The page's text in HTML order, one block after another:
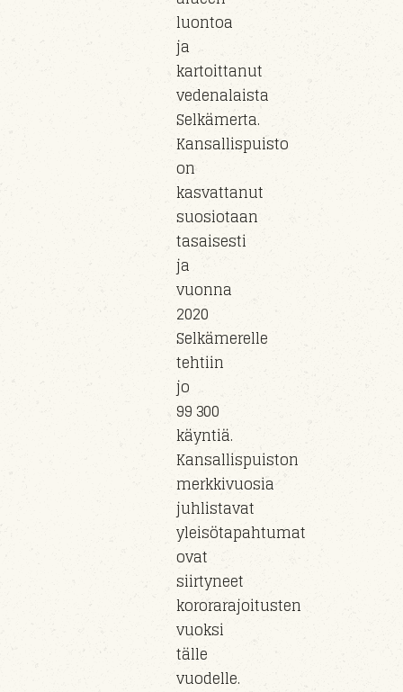
luontoa
ja
kartoittanut
vedenalaista
Selkämerta.
Kansallispuisto
on
kasvattanut
suosiotaan
tasaisesti
ja
vuonna
2020
Selkämerelle
tehtiin
jo
99 300
käyntiä.
Kansallispuiston
merkkivuosia
juhlistavat
yleisötapahtumat
ovat
siirtyneet
kororarajoitusten
vuoksi
tälle
vuodelle.